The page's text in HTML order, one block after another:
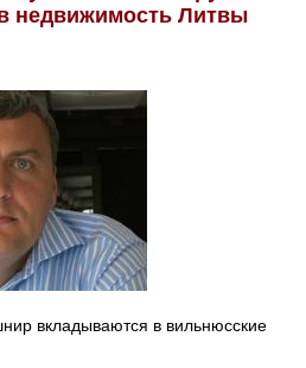
недвижимость Литвы
вкладываются в вильнюсские